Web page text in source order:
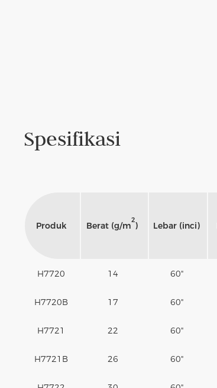
Spesifikasi
Produk Berat (g/m2) Lebar (inci)
H7720 14 60"
H7720B 17 60"
H7721 22 60"
H7721B 26 60"